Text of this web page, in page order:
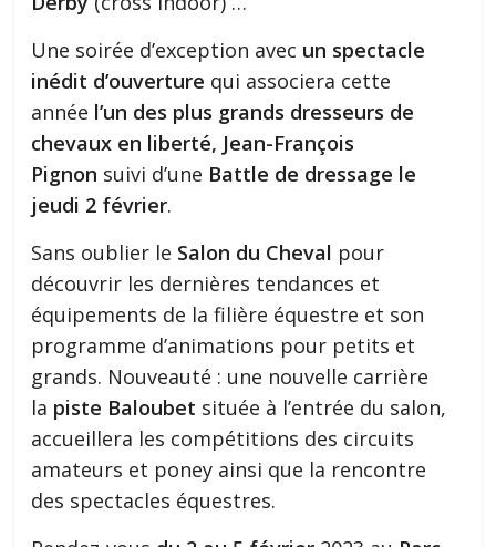
Une soirée d’exception avec un spectacle
inédit d’ouverture qui associera cette
année l’un des plus grands dresseurs de
chevaux en liberté, Jean-François
Pignon suivi d’une Battle de dressage le
jeudi 2 février.
Sans oublier le Salon du Cheval pour
découvrir les dernières tendances et
équipements de la filière équestre et son
programme d’animations pour petits et
grands. Nouveauté : une nouvelle carrière
la piste Baloubet située à l’entrée du salon,
accueillera les compétitions des circuits
amateurs et poney ainsi que la rencontre
des spectacles équestres.